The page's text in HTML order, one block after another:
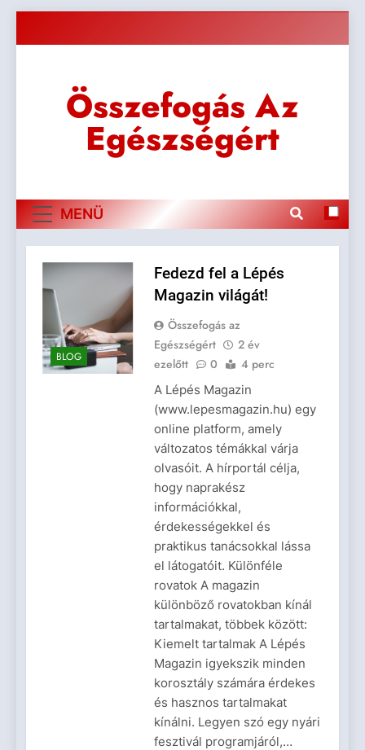
Összefogás Az
Egészségért
MENÜ
BLOG
Fedezd fel a Lépés
Magazin világát!
Összefogás az
Egészségért
2 év
ezelőtt
0 4 perc
A Lépés Magazin
(www.lepesmagazin.hu) egy
online platform, amely
változatos témákkal várja
olvasóit. A hírportál célja,
hogy naprakész
információkkal,
érdekességekkel és
praktikus tanácsokkal lássa
el látogatóit. Különféle
rovatok A magazin
különböző rovatokban kínál
tartalmakat, többek között:
Kiemelt tartalmak A Lépés
Magazin igyekszik minden
korosztály számára érdekes
és hasznos tartalmakat
kínálni. Legyen szó egy nyári
fesztivál programjáról,…